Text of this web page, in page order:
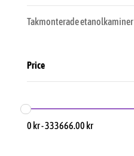
Takmonterade etanolkaminer
Price
0 kr-333666.00 kr